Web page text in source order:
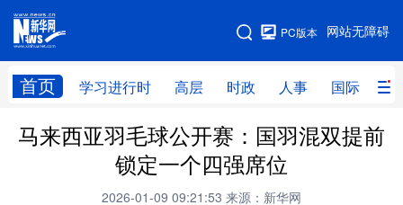
网站无障碍
PC版本
首页 学习进行时 高层 时政 人事 国际 财
网站地图
学习进行时 高层 时政 人事
财经 网评
马来西亚羽毛球公开赛：国羽混双提前
锁定一个四强席位
2026-01-09 09:21:53 来源：新华网